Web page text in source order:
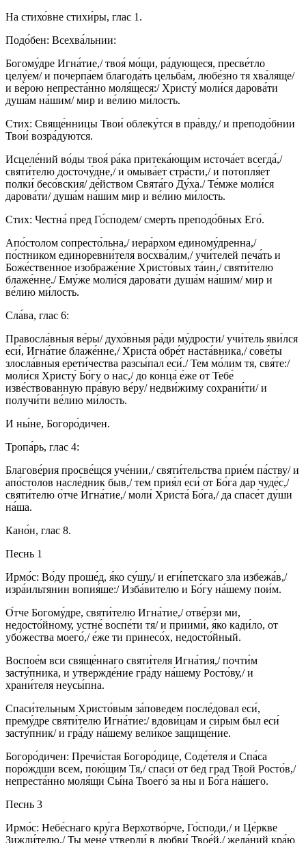
На стихо́вне стихи́ры, глас 1.
Подо́бен: Всехва́льнии:
Богому́дре Игна́тие,/ твоя́ мо́щи, ра́дующеся, пресве́тло
целу́ем/ и почерпа́ем благода́ть цельба́м, любе́зно тя хва́ляще/
и ве́рою непреста́нно моля́щеся:/ Христу́ моли́ся дарова́ти
душа́м на́шим/ мир и ве́лию ми́лость.
Стих: Свяще́нницы Твои́ облеку́тся в пра́вду,/ и преподо́бнии
Твои́ возра́дуются.
Исцеле́ний во́ды твоя́ ра́ка притека́ющим источа́ет всегда́,/
святи́телю досточу́дне,/ и омыва́ет стра́сти,/ и потопля́ет
полки́ бесо́вския/ де́йством Свята́го Ду́ха./ Те́мже моли́ся
дарова́ти/ душа́м на́шим мир и ве́лию ми́лость.
Стих: Честна́ пред Го́сподем/ смерть преподо́бных Его́.
Апо́столом сопресто́льна,/ иера́рхом единому́дренна,/
по́стником единоревни́теля восхва́лим,/ учи́телей печа́ть и
Боже́ственное изображе́ние Христо́вых та́ин,/ святи́телю
блаже́нне./ Ему́же моли́ся дарова́ти душа́м на́шим/ мир и
ве́лию ми́лость.
Сла́ва, глас 6:
Правосла́вныя ве́ры/ духо́вныя ра́ди му́дрости/ учи́тель яви́лся
еси́, Игна́тие блаже́нне,/ Христа́ обре́т наста́вника,/ сове́ты
злосла́вныя ерети́чества разсы́пал еси́./ Тем мо́лим тя, свя́те:/
моли́ся Христу́ Бо́гу о нас,/ до конца́ е́же от Тебе́
изве́ствованную пра́вую ве́ру/ недви́жиму сохрани́ти/ и
получи́ти ве́лию ми́лость.
И ны́не, Богоро́дичен.
Тропа́рь, глас 4:
Благове́рия просве́щся уче́нии,/ святи́тельства прие́м па́ству/ и
апо́столов насле́дник быв,/ тем прия́л еси́ от Бо́га дар чуде́с,/
святи́телю о́тче Игна́тие,/ моли́ Христа́ Бо́га,/ да спасе́т ду́ши
на́ша.
Кано́н, глас 8.
Песнь 1
Ирмо́с: Во́ду проше́д, я́ко су́шу,/ и еги́петскаго зла избежа́в,/
изра́ильтянин вопия́ше:/ Изба́вителю и Бо́гу на́шему пои́м.
О́тче Богому́дре, святи́телю Игна́тие,/ отве́рзи ми,
недосто́йному, устне́ воспе́ти тя/ и приими́, я́ко кади́ло, от
убо́жества моего́,/ е́же ти принесо́х, недосто́йный.
Воспое́м вси свяще́ннаго святи́теля Игна́тия,/ почти́м
засту́пника, и утвержде́ние гра́ду на́шему Росто́ву,/ и
храни́теля неусы́пна.
Спаси́тельным Христо́вым за́поведем после́довал еси́,
прему́дре святи́телю Игна́тие:/ вдови́цам и си́рым был еси́
засту́пник/ и гра́ду на́шему вели́кое защище́ние.
Богоро́дичен: Пречи́стая Богоро́дице, Соде́теля и Спа́са
поро́ждши всем, пою́щим Тя,/ спаси́ от бед град Твой Росто́в,/
непреста́нно моля́щи Сы́на Твоего́ за ны и Бо́га на́шего.
Песнь 3
Ирмо́с: Небе́снаго кру́га Верхотво́рче, Го́споди,/ и Це́ркве
Зижди́телю,/ Ты мене́ утверди́ в любви́ Твое́й,/ жела́ний кра́ю